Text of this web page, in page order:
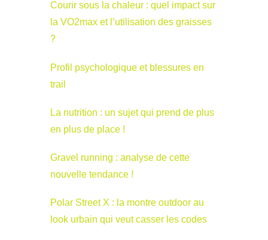
Courir sous la chaleur : quel impact sur
la VO2max et l’utilisation des graisses
?
Profil psychologique et blessures en
trail
La nutrition : un sujet qui prend de plus
en plus de place !
Gravel running : analyse de cette
nouvelle tendance !
Polar Street X : la montre outdoor au
look urbain qui veut casser les codes